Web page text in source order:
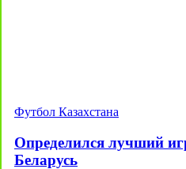
Футбол Казахстана
Определился лучший
Беларусь